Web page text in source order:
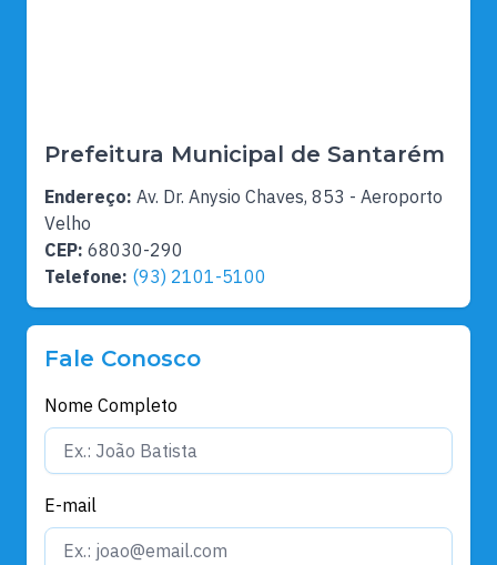
Prefeitura Municipal de Santarém
Endereço: Av. Dr. Anysio Chaves, 853 - Aeroporto
Velho
CEP: 68030-290
Telefone: (93) 2101-5100
Fale Conosco
Nome Completo
E-mail